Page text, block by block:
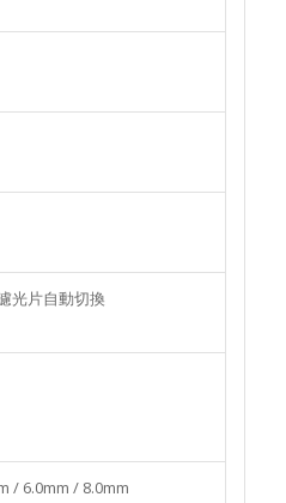
光片自動切換
/ 6.0mm / 8.0mm